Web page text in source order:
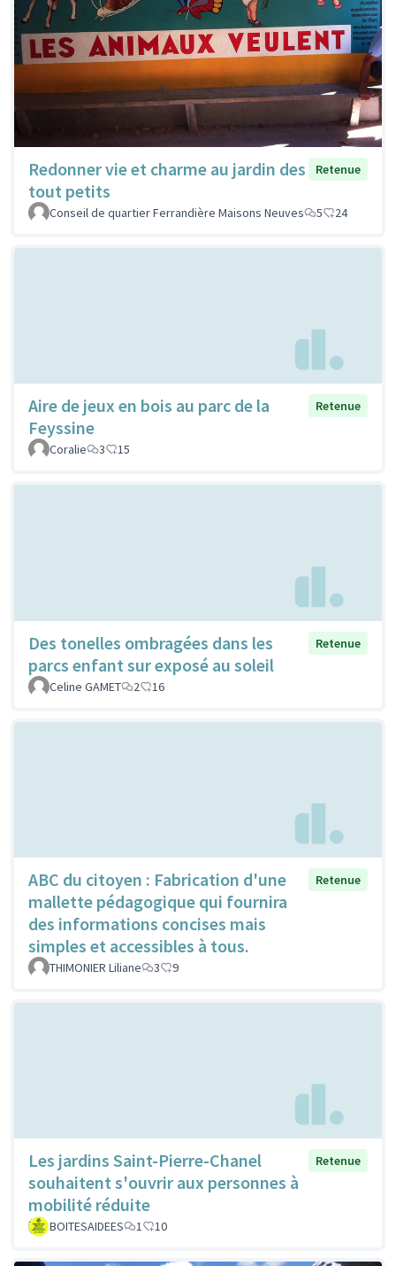
Redonner vie et charme au jardin des
tout petits
Retenue
Conseil de quartier Ferrandière Maisons Neuves 5 24
Aire de jeux en bois au parc de la
Feyssine
Retenue
Coralie 3 15
Des tonelles ombragées dans les
parcs enfant sur exposé au soleil
Retenue
Celine GAMET 2 16
ABC du citoyen : Fabrication d'une
mallette pédagogique qui fournira
des informations concises mais
simples et accessibles à tous.
Retenue
THIMONIER Liliane 3 9
Les jardins Saint-Pierre-Chanel
souhaitent s'ouvrir aux personnes à
mobilité réduite
Retenue
BOITESAIDEES 1 10